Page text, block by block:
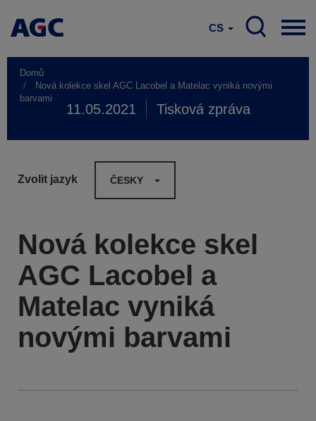
CS
Domů
Nová kolekce skel AGC Lacobel a Matelac vyniká novými
barvami
11.05.2021 Tisková zpráva
Zvolit jazyk ČESKY
Nová kolekce skel
AGC Lacobel a
Matelac vyniká
novými barvami